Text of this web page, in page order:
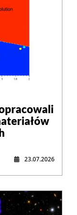
23.07.2026